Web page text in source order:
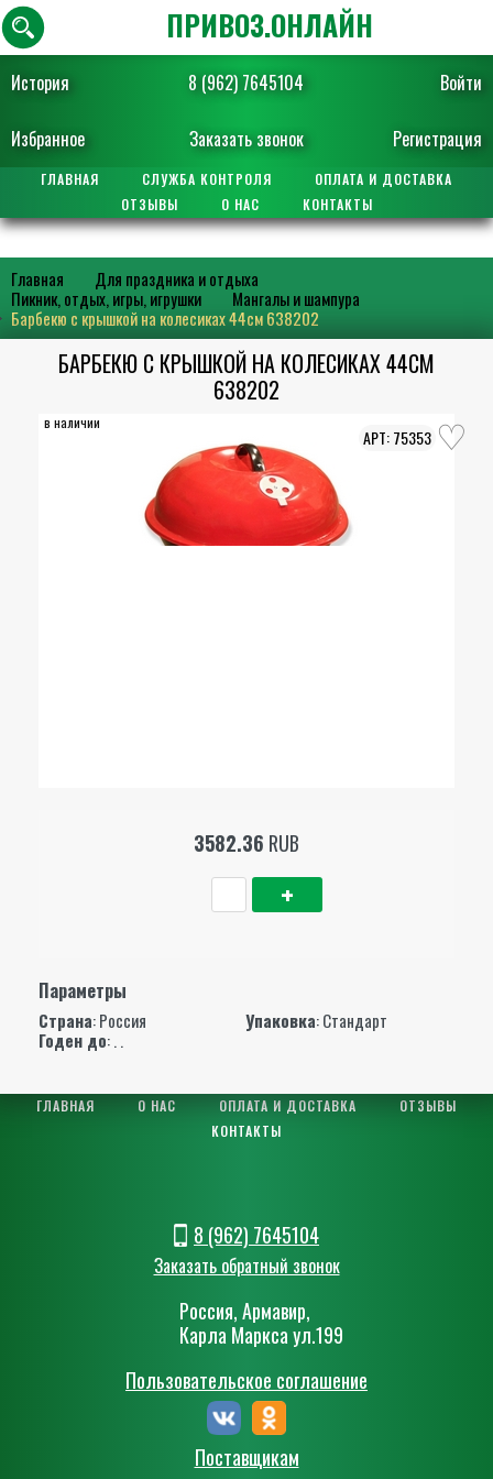
История 8 (962) 7645104 Войти
Избранное Заказать звонок Регистрация
ПРИВОЗ.ОНЛАЙН
ГЛАВНАЯ СЛУЖБА КОНТРОЛЯ
ОПЛАТА И ДОСТАВКА
ОТЗЫВЫ
О НАС КОНТАКТЫ
Главная
Для праздника и отдыха
Пикник, отдых, игры, игрушки
Мангалы и шампура
Барбекю с крышкой на колесиках 44см 638202
БАРБЕКЮ С КРЫШКОЙ НА КОЛЕСИКАХ 44СМ
638202
в наличии
75353
3582.36 RUB
Параметры
Страна: Россия Упаковка: Стандарт
Годен до: . .
ГЛАВНАЯ О НАС ОПЛАТА И ДОСТАВКА
ОТЗЫВЫ
КОНТАКТЫ
8 (962) 7645104
Заказать обратный звонок
Россия, Армавир,
Карла Маркса ул.199
Пользовательское соглашение
Поставщикам